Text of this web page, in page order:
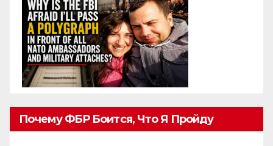
Почему ФБР Боится, Что Я Пройду